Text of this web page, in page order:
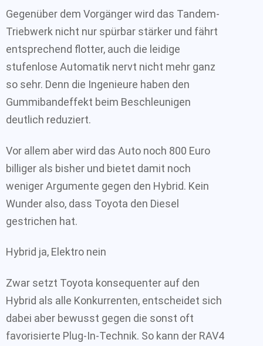
Gegenüber dem Vorgänger wird das Tandem-
Triebwerk nicht nur spürbar stärker und fährt
entsprechend flotter, auch die leidige
stufenlose Automatik nervt nicht mehr ganz
so sehr. Denn die Ingenieure haben den
Gummibandeffekt beim Beschleunigen
deutlich reduziert.
Vor allem aber wird das Auto noch 800 Euro
billiger als bisher und bietet damit noch
weniger Argumente gegen den Hybrid. Kein
Wunder also, dass Toyota den Diesel
gestrichen hat.
Hybrid ja, Elektro nein
Zwar setzt Toyota konsequenter auf den
Hybrid als alle Konkurrenten, entscheidet sich
dabei aber bewusst gegen die sonst oft
favorisierte Plug-In-Technik. So kann der RAV4